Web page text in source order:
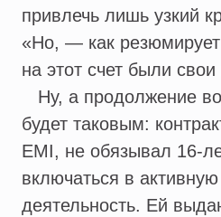
привлечь лишь узкий
«Но, — как
на этот счет были
Ну, а продолжение
будет таковым:
EMI, не обязывал 16-
включаться в
деятельность. Ей